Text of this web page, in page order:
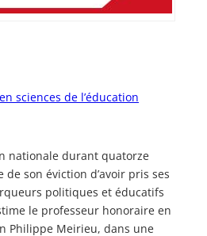
sciences de l’éducation
nationale durant quatorze
de son éviction d’avoir pris ses
politiques et éducatifs
le professeur honoraire en
Philippe Meirieu, dans une